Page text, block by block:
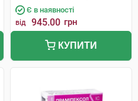
Є в наявності
від 945.00 грн
КУПИТИ